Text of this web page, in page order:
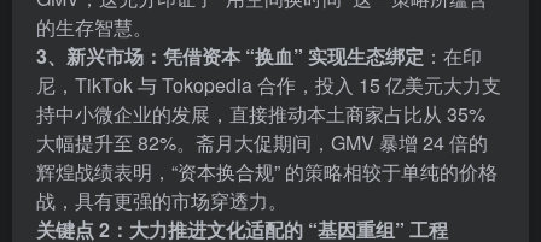
的生存智慧。
3、新兴市场：凭借资本 “换血” 实现生态绑定 ：在印
尼，TikTok 与 Tokopedia 合作，投入 15 亿美元大力支
持中小微企业的发展，直接推动本土商家占比从 35%
大幅提升至 82%。斋月大促期间，GMV 暴增 24 倍的
辉煌战绩表明，“资本换合规” 的策略相较于单纯的价格
战，具有更强的市场穿透力。
关键点 2：大力推进文化适配的 “基因重组” 工程